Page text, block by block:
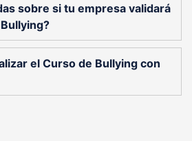
sobre si tu empresa validará
el Curso de Bullying con